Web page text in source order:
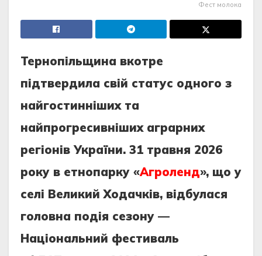
Фест молока
Тернопільщина вкотре
підтвердила свій статус одного з
найгостинніших та
найпрогресивніших аграрних
регіонів України. 31 травня 2026
року в етнопарку «Агроленд», що у
селі Великий Ходачків, відбулася
головна подія сезону —
Національний фестиваль